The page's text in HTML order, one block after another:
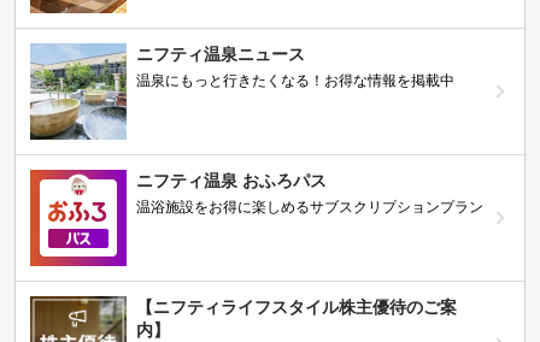
ニフティ温泉ニュース
温泉にもっと行きたくなる！お得な情報を掲載中
ニフティ温泉 おふろパス
温浴施設をお得に楽しめるサブスクリプションプラン
【ニフティライフスタイル株主優待のご案
内】